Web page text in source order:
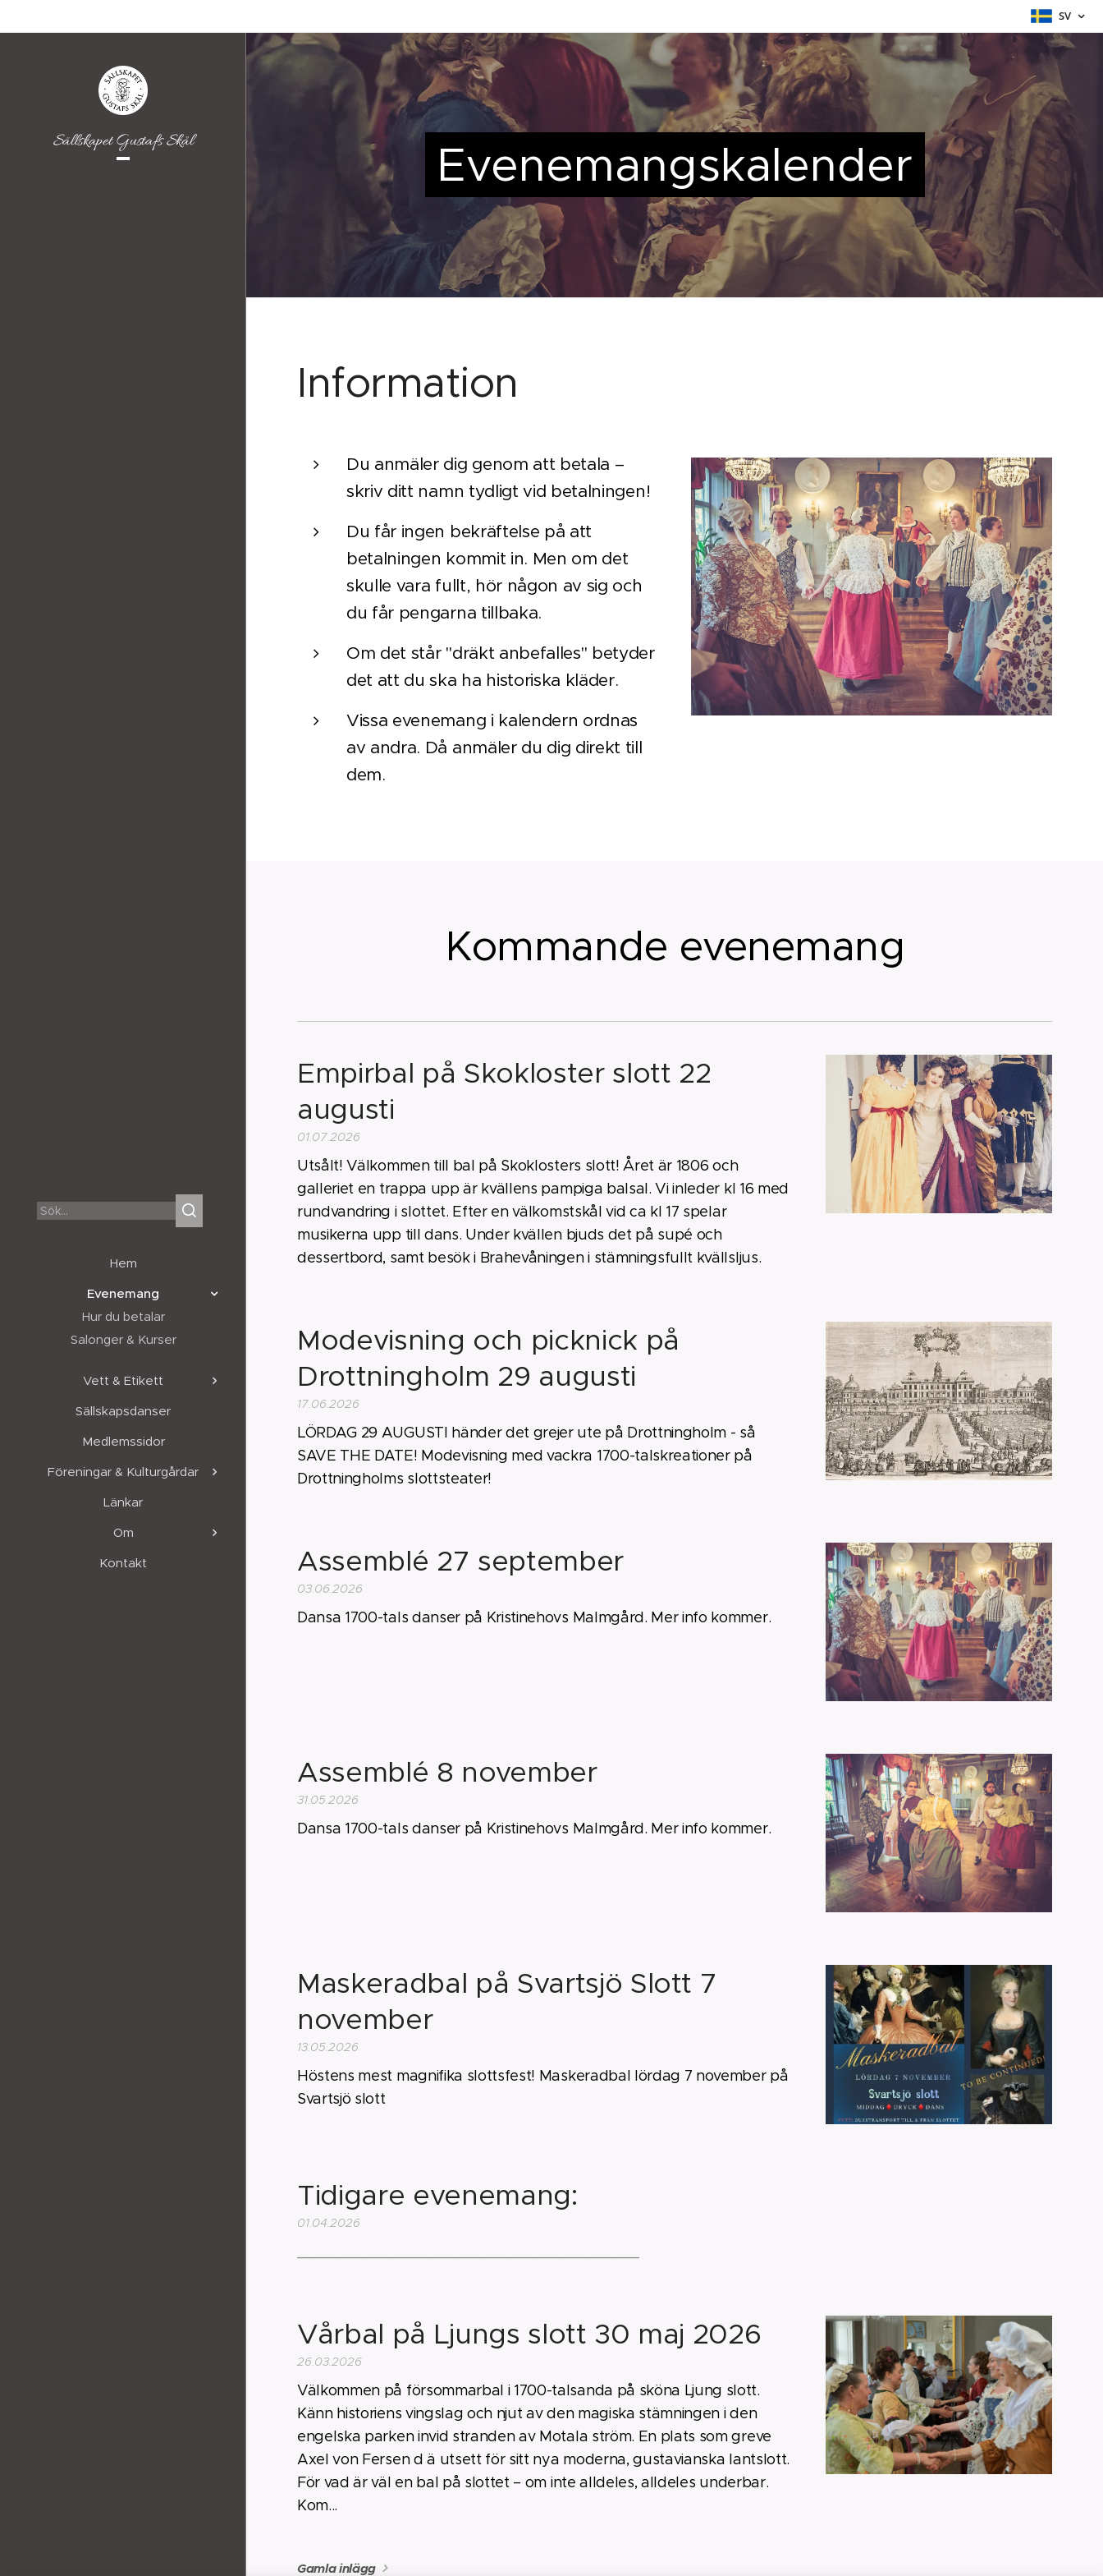
SV
Sällskapet Gustafs Skål
Hem
Evenemang
Hur du betalar
Salonger & Kurser
Vett & Etikett
Sällskapsdanser
Medlemssidor
Föreningar & Kulturgårdar
Länkar
Om
Kontakt
Evenemangskalender
Information
Du anmäler dig genom att betala –
skriv ditt namn tydligt vid betalningen!
Du får ingen bekräftelse på att
betalningen kommit in. Men om det
skulle vara fullt, hör någon av sig och
du får pengarna tillbaka.
Om det står "dräkt anbefalles" betyder
det att du ska ha historiska kläder.
Vissa evenemang i kalendern ordnas
av andra. Då anmäler du dig direkt till
dem.
Kommande evenemang
Empirbal på Skokloster slott 22
augusti
01.07.2026
Utsålt! Välkommen till bal på Skoklosters slott! Året är 1806 och
galleriet en trappa upp är kvällens pampiga balsal. Vi inleder kl 16 med
rundvandring i slottet. Efter en välkomstskål vid ca kl 17 spelar
musikerna upp till dans. Under kvällen bjuds det på supé och
dessertbord, samt besök i Brahevåningen i stämningsfullt kvällsljus.
Modevisning och picknick på
Drottningholm 29 augusti
17.06.2026
LÖRDAG 29 AUGUSTI händer det grejer ute på Drottningholm - så
SAVE THE DATE! Modevisning med vackra 1700-talskreationer på
Drottningholms slottsteater!
Assemblé 27 september
03.06.2026
Dansa 1700-tals danser på Kristinehovs Malmgård. Mer info kommer.
Assemblé 8 november
31.05.2026
Dansa 1700-tals danser på Kristinehovs Malmgård. Mer info kommer.
Maskeradbal på Svartsjö Slott 7
november
13.05.2026
Höstens mest magnifika slottsfest! Maskeradbal lördag 7 november på
Svartsjö slott
Tidigare evenemang:
01.04.2026
Vårbal på Ljungs slott 30 maj 2026
26.03.2026
Välkommen på försommarbal i 1700-talsanda på sköna Ljung slott.
Känn historiens vingslag och njut av den magiska stämningen i den
engelska parken invid stranden av Motala ström. En plats som greve
Axel von Fersen d ä utsett för sitt nya moderna, gustavianska lantslott.
För vad är väl en bal på slottet – om inte alldeles, alldeles underbar.
Kom...
Gamla inlägg